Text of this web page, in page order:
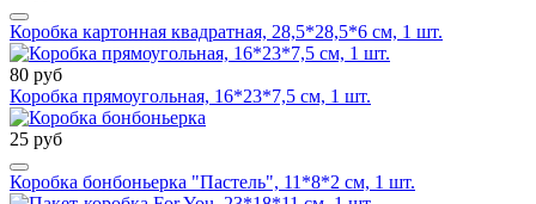
Коробка картонная квадратная, 28,5*28,5*6 см, 1 шт.
80 руб
Коробка прямоугольная, 16*23*7,5 см, 1 шт.
25 руб
Коробка бонбоньерка "Пастель", 11*8*2 см, 1 шт.